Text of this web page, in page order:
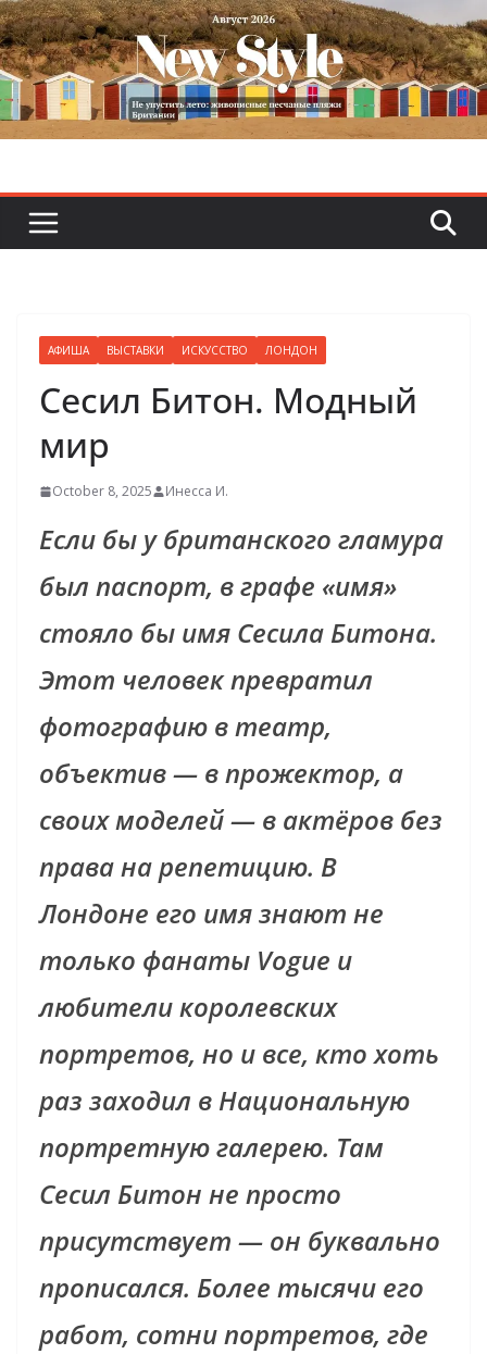
Skip
to
content
АФИША ВЫСТАВКИ ИСКУССТВО ЛОНДОН
Сесил Битон. Модный
мир
October 8, 2025 Инесса И.
Если бы у британского гламура
был паспорт, в графе «имя»
стояло бы имя Сесила Битона.
Этот человек превратил
фотографию в театр,
объектив — в прожектор, а
своих моделей — в актёров без
права на репетицию. В
Лондоне его имя знают не
только фанаты Vogue и
любители королевских
портретов, но и все, кто хоть
раз заходил в Национальную
портретную галерею. Там
Сесил Битон не просто
присутствует — он буквально
прописался. Более тысячи его
работ, сотни портретов, где